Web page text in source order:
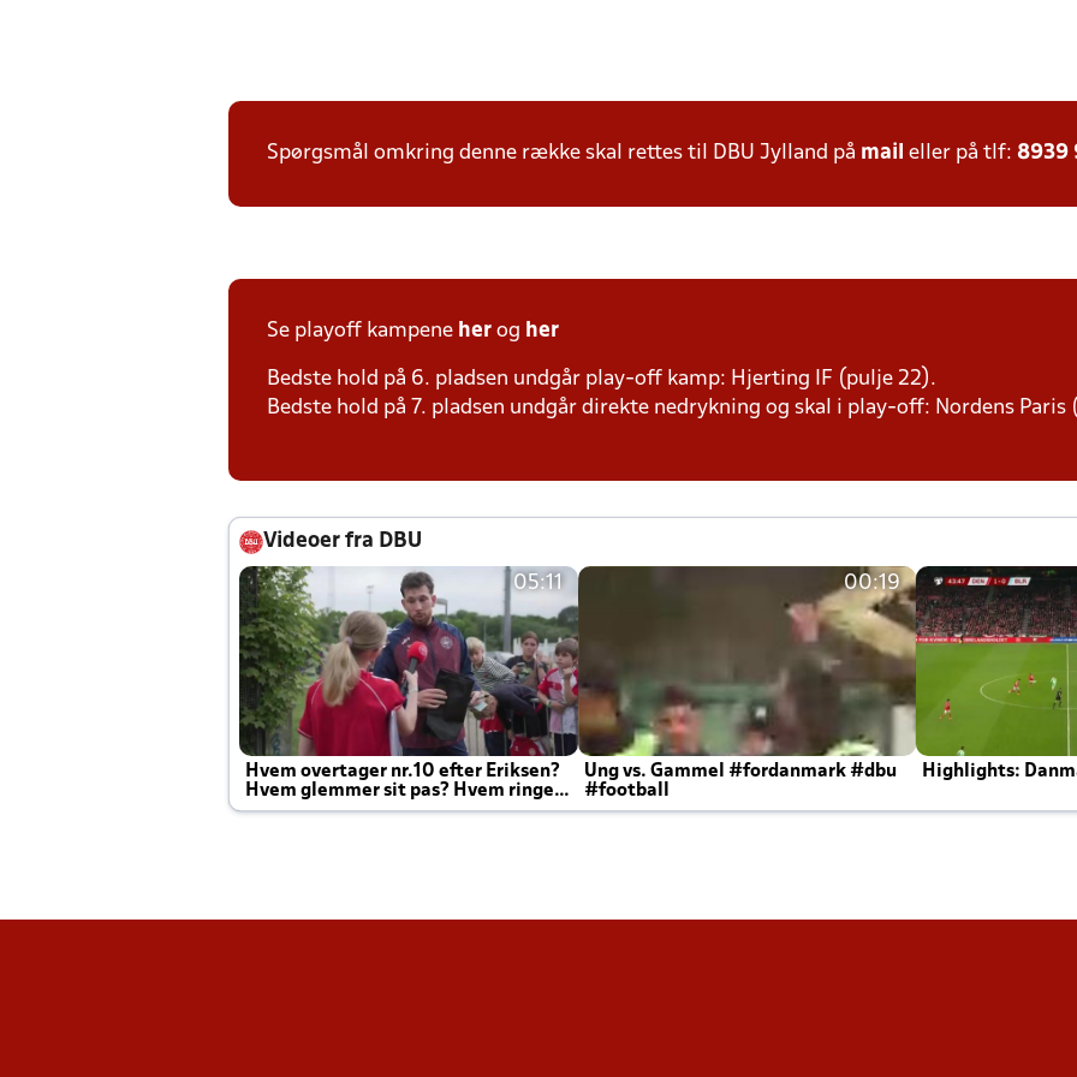
Spørgsmål omkring denne række skal rettes til DBU Jylland på mail eller på tlf: 8939
Se playoff kampene her og her
Bedste hold på 6. pladsen undgår play-off kamp: Hjerting IF (pulje 22).
Bedste hold på 7. pladsen undgår direkte nedrykning og skal i play-off: Nordens Paris
Videoer fra DBU
05:11
Hvem overtager nr.10 efter Eriksen?
Hvem glemmer sit pas? Hvem ringer
Joachim altid til efter kampe?
00:19
Ung vs. Gammel #fordanmark #dbu
#football
Highlights: